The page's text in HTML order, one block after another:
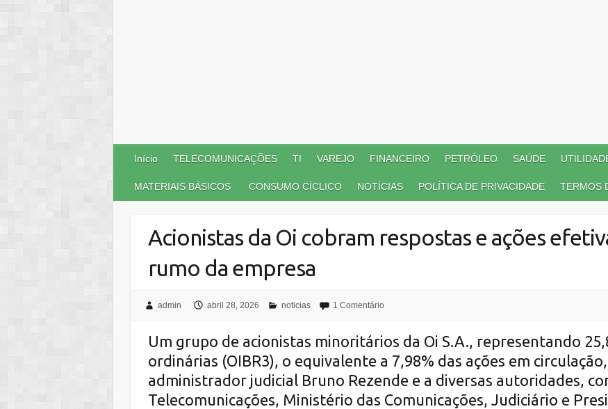
Início TELECOMUNICAÇÕES TI VAREJO FINANCEIRO PETRÓLEO SAÚDE
MATERIAIS BÁSICOS CONSUMO CÍCLICO NOTÍCIAS POLÍTICA DE PRIVACIDADE TERMOS
Acionistas da Oi cobram respostas e ações
rumo da empresa
admin abril 28, 2026 noticias 1 Comentário
Um grupo de acionistas minoritários da Oi S.A., representando
ordinárias (OIBR3), o equivalente a 7,98% das ações em
administrador judicial Bruno Rezende e a diversas autoridades,
Telecomunicações, Ministério das Comunicações, Judiciário e